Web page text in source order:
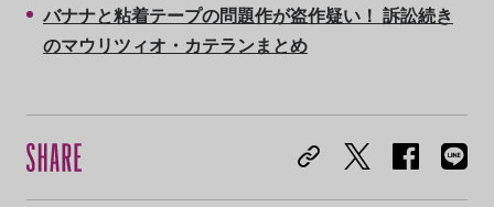
バナナと粘着テープの問題作が盗作疑い！ 訴訟続き
のマウリツィオ・カテランまとめ